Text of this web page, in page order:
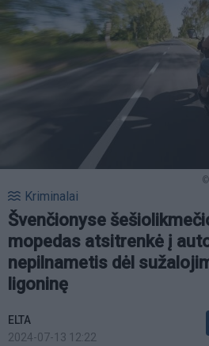
Kriminalai
Švenčionyse
mopedas atsitrenkė į
nepilnametis dėl
ligoninę
ELTA
2024-07-13 12:22